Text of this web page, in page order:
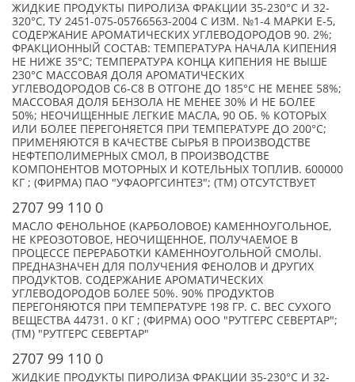
ЖИДКИЕ ПРОДУКТЫ ПИРОЛИЗА ФРАКЦИИ 35-230°C И 32-
320°C, ТУ 2451-075-05766563-2004 С ИЗМ. №1-4 МАРКИ Е-5,
СОДЕРЖАНИЕ АРОМАТИЧЕСКИХ УГЛЕВОДОРОДОВ 90. 2%;
ФРАКЦИОННЫЙ СОСТАВ: ТЕМПЕРАТУРА НАЧАЛА КИПЕНИЯ
НЕ НИЖЕ 35°C; ТЕМПЕРАТУРА КОНЦА КИПЕНИЯ НЕ ВЫШЕ
230°C МАССОВАЯ ДОЛЯ АРОМАТИЧЕСКИХ
УГЛЕВОДОРОДОВ С6-С8 В ОТГОНЕ ДО 185°C НЕ МЕНЕЕ 58%;
МАССОВАЯ ДОЛЯ БЕНЗОЛА НЕ МЕНЕЕ 30% И НЕ БОЛЕЕ
50%; НЕОЧИЩЕННЫЕ ЛЕГКИЕ МАСЛА, 90 ОБ. % КОТОРЫХ
ИЛИ БОЛЕЕ ПЕРЕГОНЯЕТСЯ ПРИ ТЕМПЕРАТУРЕ ДО 200°С;
ПРИМЕНЯЮТСЯ В КАЧЕСТВЕ СЫРЬЯ В ПРОИЗВОДСТВЕ
НЕФТЕПОЛИМЕРНЫХ СМОЛ, В ПРОИЗВОДСТВЕ
КОМПОНЕНТОВ МОТОРНЫХ И КОТЕЛЬНЫХ ТОПЛИВ. 600000
КГ ; (ФИРМА) ПАО "УФАОРГСИНТЕЗ"; (TM) ОТСУТСТВУЕТ
2707 99 110 0
МАСЛО ФЕНОЛЬНОЕ (КАРБОЛОВОЕ) КАМЕННОУГОЛЬНОЕ,
НЕ КРЕОЗОТОВОЕ, НЕОЧИЩЕННОЕ, ПОЛУЧАЕМОЕ В
ПРОЦЕССЕ ПЕРЕРАБОТКИ КАМЕННОУГОЛЬНОЙ СМОЛЫ.
ПРЕДНАЗНАЧЕН ДЛЯ ПОЛУЧЕНИЯ ФЕНОЛОВ И ДРУГИХ
ПРОДУКТОВ. СОДЕРЖАНИЕ АРОМАТИЧЕСКИХ
УГЛЕВОДОРОДОВ БОЛЕЕ 50%. 90% ПРОДУКТОВ
ПЕРЕГОНЯЮТСЯ ПРИ ТЕМПЕРАТУРЕ 198 ГР. С. ВЕС СУХОГО
ВЕЩЕСТВА 44731. 0 КГ ; (ФИРМА) ООО "РУТГЕРС СЕВЕРТАР";
(TM) "РУТГЕРС СЕВЕРТАР"
2707 99 110 0
ЖИДКИЕ ПРОДУКТЫ ПИРОЛИЗА ФРАКЦИИ 35-230°C И 32-